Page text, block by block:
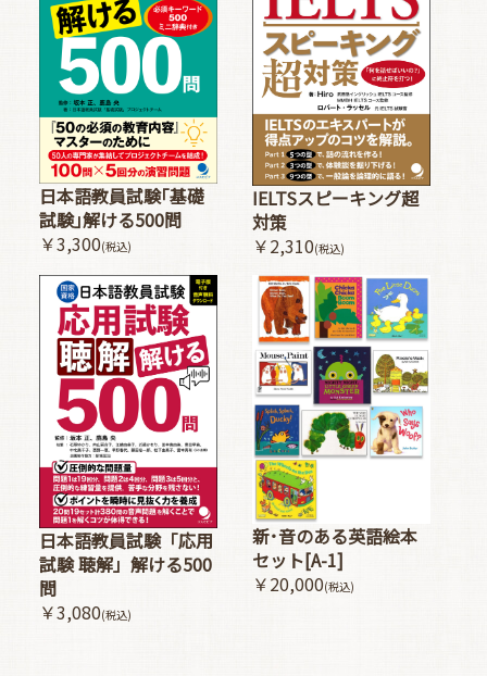
日本語教員試験｢基礎
試験｣解ける500問
￥3,300(税込)
IELTSスピーキング超
対策
￥2,310(税込)
日本語教員試験「応用
試験 聴解」解ける500
問
￥3,080(税込)
新･音のある英語絵本
セット[A-1]
￥20,000(税込)